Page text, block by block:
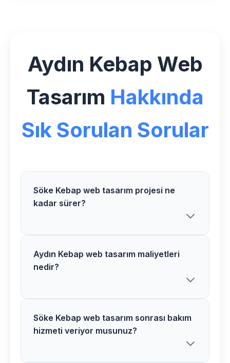
Aydın Kebap Web
Tasarım Hakkında
Sık Sorulan Sorular
Söke Kebap web tasarım projesi ne
kadar sürer?
Söke bölgesindeki Kebap web tasarım
projelerimiz proje kapsamına göre 2-6
Aydın Kebap web tasarım maliyetleri
nedir?
Aydın bölgesinde Kebap web tasarım
maliyetleri proje detaylarına göre
Söke Kebap web tasarım sonrası bakım
hizmeti veriyor musunuz?